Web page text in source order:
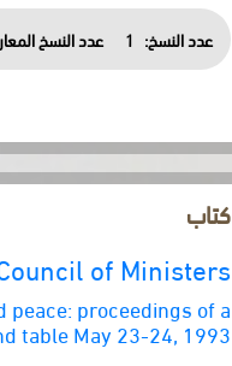
عدد النسخ: 1 عدد النسخ
كتاب
of Ministers
proceedings of a
table May 23-24, 1993